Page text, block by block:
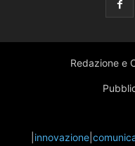
Redazione e
innovazione